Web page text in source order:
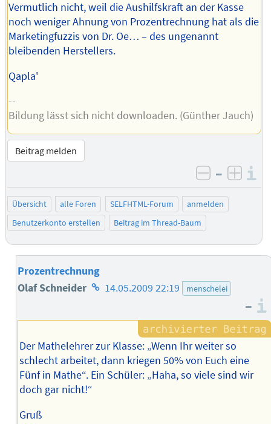
Vermutlich nicht, weil die Aushilfskraft an der Kasse
noch weniger Ahnung von Prozentrechnung hat als die
Marketingfuzzis von Dr. Oe… – des ungenannt
bleibenden Herstellers.
Qapla'
--
Bildung lässt sich nicht downloaden. (Günther Jauch)
Beitrag melden
negativ
–
Übersicht alle Foren SELFHTML-Forum
anmelden
Benutzerkonto erstellen
Beitrag im Thread-Baum
Prozentrechnung
Olaf Schneider Homepage
Autors
14.05.2009 22:19 menschelei
–
Der Mathelehrer zur Klasse: „Wenn Ihr weiter so
schlecht arbeitet, dann kriegen 50% von Euch eine
Fünf in Mathe“. Ein Schüler: „Haha, so viele sind wir
doch gar nicht!“
Gruß